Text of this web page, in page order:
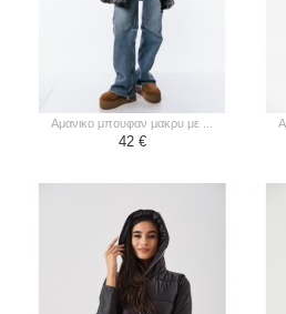
αμανικο μπουφαν μακρυ με ...
42 €